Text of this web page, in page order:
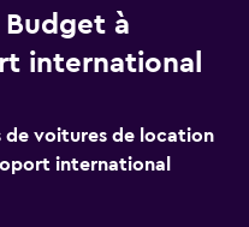
à
international
de voitures de location
international